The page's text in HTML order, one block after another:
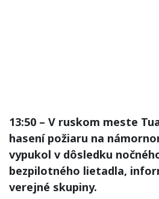
13:50 – V ruskom meste
hasení požiaru na
vypukol v dôsledku
bezpilotného lietadla,
verejné skupiny.